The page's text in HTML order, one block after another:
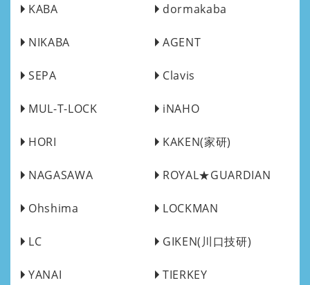
KABA dormakaba
NIKABA AGENT
SEPA Clavis
MUL-T-LOCK iNAHO
HORI KAKEN(家研)
NAGASAWA ROYAL★GUARDIAN
Ohshima LOCKMAN
LC GIKEN(川口技研)
YANAI TIERKEY